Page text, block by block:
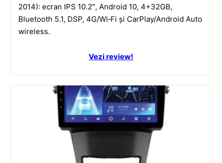
2014): ecran IPS 10.2″, Android 10, 4+32GB,
Bluetooth 5.1, DSP, 4G/Wi‑Fi și CarPlay/Android Auto
wireless.
Vezi review!